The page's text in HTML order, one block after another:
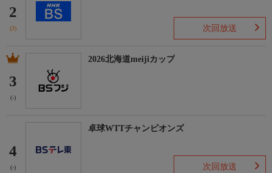
2
(3) 次回放送
3
(-)
2026北海道meijiカップ
4
(-)
卓球WTTチャンピオンズ
次回放送